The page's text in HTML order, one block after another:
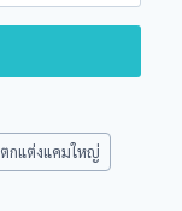
ตกแต่งแคมใหญ่